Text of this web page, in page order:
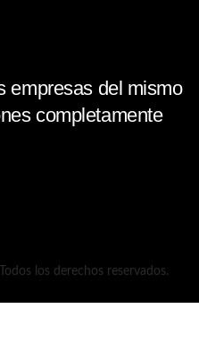
empresas del mismo
completamente
los derechos reservados.